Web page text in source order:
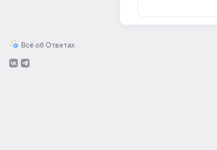
Всё об Ответах